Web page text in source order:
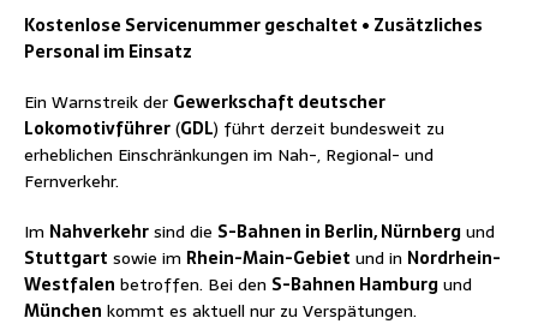
Kostenlose Servicenummer geschaltet • Zusätzliches
Personal im Einsatz
Ein Warnstreik der Gewerkschaft deutscher
Lokomotivführer(GDL) führt derzeit bundesweit zu
erheblichen Einschränkungen im Nah-, Regional- und
Fernverkehr.
Im Nahverkehrsind die S-Bahnen in Berlin, Nürnbergund
Stuttgart sowie im Rhein-Main-Gebiet und in Nordrhein-
Westfalen betroffen. Bei den S-Bahnen Hamburgund
München kommt es aktuell nur zu Verspätungen.